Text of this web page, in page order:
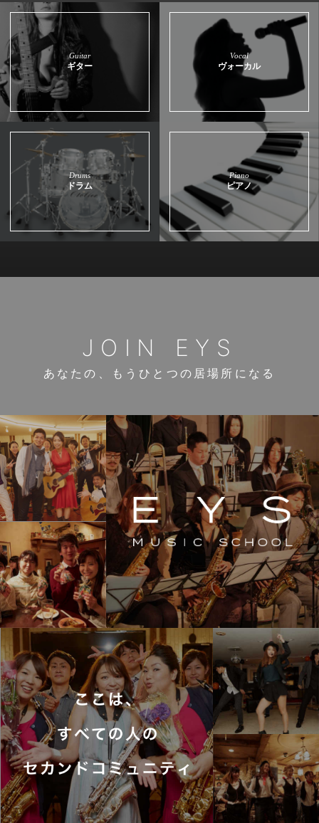
Guitar
ギター
Vocal
ヴォーカル
Drums
ドラム
Piano
ピアノ
JOIN EYS
あなたの、もうひとつの居場所になる